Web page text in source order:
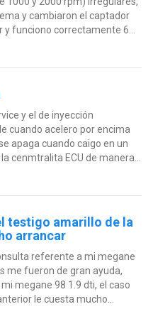
y cambiaron el captador
funciono correctamente 6...
y el de inyección
cuando acelero por encima
apaga cuando caigo en un
cenmtralita ECU de manera...
testigo amarillo de la
arrancar
referente a mi megane
me fueron de gran ayuda,
megane 98 1.9 dti, el caso
le cuesta mucho...